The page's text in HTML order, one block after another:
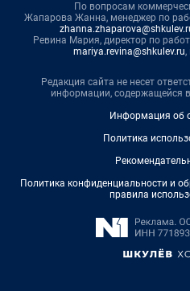
По вопросам
Жапарова Жанна, менеджер по
Ревина Мария, директор по
mariya.revina@shkulev.ru,
Редакция сайта не несет
информации, содержащейся
Информация об
Политика
Политика конфиденциальности и
правила